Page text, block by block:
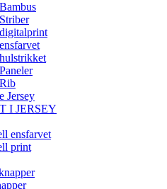
Jersey
I JERSEY
ensfarvet
print